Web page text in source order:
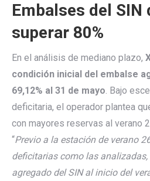
Embalses del SIN
superar 80%
En el análisis de mediano plazo,
condición inicial del embalse
69,12% al 31 de mayo. Bajo
deficitaria, el operador plantea
con mayores reservas al verano
“Previo a la estación de verano
deficitarias como las
agregado del SIN al inicio del